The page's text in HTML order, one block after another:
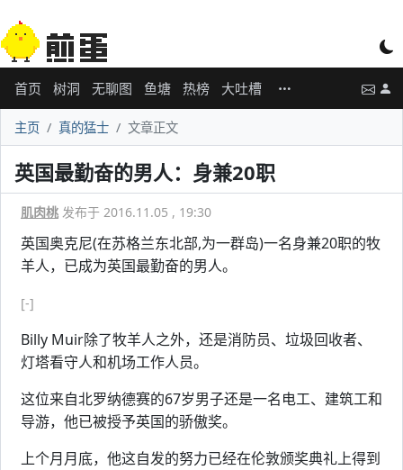
首页 树洞 无聊图 鱼塘 热榜 大吐槽
主页 真的猛士 文章正文
英国最勤奋的男人：身兼20职
肌肉桃 发布于 2016.11.05 , 19:30
英国奥克尼(在苏格兰东北部,为一群岛)一名身兼20职的牧
羊人，已成为英国最勤奋的男人。
[-]
Billy Muir除了牧羊人之外，还是消防员、垃圾回收者、
灯塔看守人和机场工作人员。
这位来自北罗纳德赛的67岁男子还是一名电工、建筑工和
导游，他已被授予英国的骄傲奖。
上个月月底，他这自发的努力已经在伦敦颁奖典礼上得到